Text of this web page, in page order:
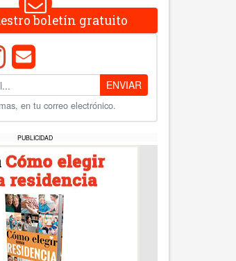
boletín gratuito
ENVIAR
en tu correo electrónico.
PUBLICIDAD